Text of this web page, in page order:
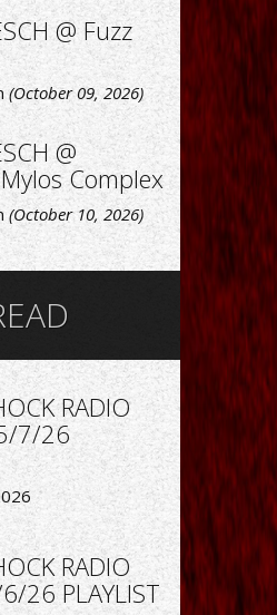
@ Fuzz
(October 09, 2026)
@
Complex
(October 10, 2026)
RADIO
7/26
RADIO
26 PLAYLIST